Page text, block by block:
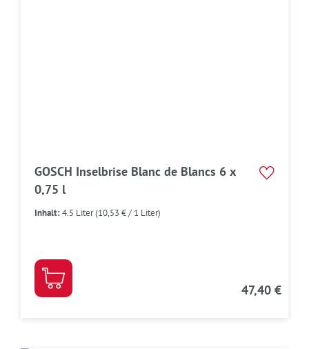
GOSCH Inselbrise Blanc de Blancs 6 x
0,75 l
Inhalt:4.5 Liter(10,53 € / 1 Liter)
47,40 €